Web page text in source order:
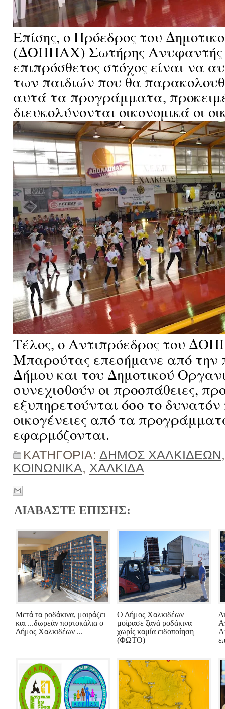
Επίσης, ο Πρόεδρος του
(ΔΟΠΠΑΧ) Σωτήρης Ανυφαντής
επιπρόσθετος στόχος είναι να
των παιδιών που θα
αυτά τα προγράμματα,
διευκολύνονται οικονομικά οι
Τέλος, ο Αντιπρόεδρος του
Μπαρούτας επεσήμανε από την
Δήμου και του Δημοτικού
συνεχισθούν οι προσπάθειες,
εξυπηρετούνται όσο το δυνατόν
οικογένειες από τα
εφαρμόζονται.
ΚΑΤΗΓΟΡΙΑ: ΔΗΜΟΣ ΧΑΛΚΙΔΕΩΝ
ΚΟΙΝΩΝΙΚΑ, ΧΑΛΚΙΔΑ
ΔΙΑΒΑΣΤΕ ΕΠΙΣΗΣ:
Μετά τα ροδάκινα, μοιράζει
και ...δωρεάν πορτοκάλια ο
Δήμος Χαλκιδέων ...
Ο Δήμος Χαλκιδέων
μοίρασε ξανά ροδάκινα
χωρίς καμία ειδοποίηση
(ΦΩΤΟ)